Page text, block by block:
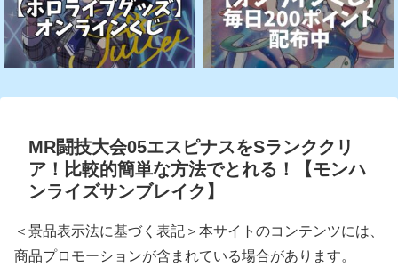
MR闘技大会05エスピナスをSランククリ
ア！比較的簡単な方法でとれる！【モンハ
ンライズサンブレイク】
＜景品表示法に基づく表記＞本サイトのコンテンツには、
商品プロモーションが含まれている場合があります。